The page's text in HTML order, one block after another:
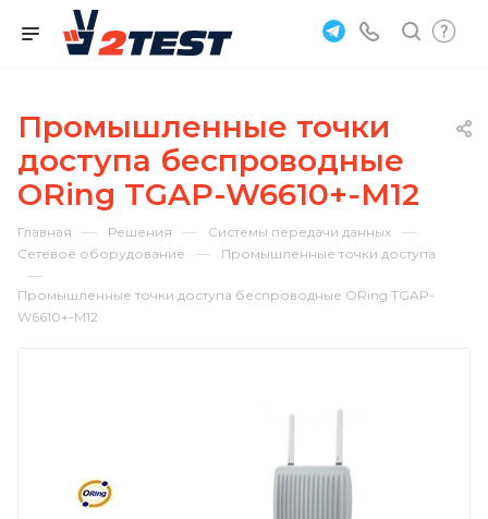
Промышленные точки
доступа беспроводные
ORing TGAP-W6610+-M12
Главная — Решения — Системы передачи данных —
Сетевое оборудование — Промышленные точки доступа
—
Промышленные точки доступа беспроводные ORing TGAP-
W6610+-M12